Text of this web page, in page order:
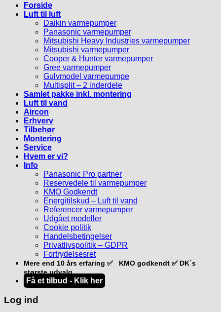
Forside
Luft til luft
Daikin varmepumper
Panasonic varmepumper
Mitsubishi Heavy Industries varmepumper
Mitsubishi varmepumper
Cooper & Hunter varmepumper
Gree varmepumper
Gulvmodel varmepumpe
Multisplit – 2 inderdele
Samlet pakke inkl. montering
Luft til vand
Aircon
Erhverv
Tilbehør
Montering
Service
Hvem er vi?
Info
Panasonic Pro partner
Reservedele til varmepumper
KMO Godkendt
Energitilskud – Luft til vand
Referencer varmepumper
Udgået modeller
Cookie politik
Handelsbetingelser
Privatlivspolitik – GDPR
Fortrydelsesret
Mere end 10 års erfaring ✅ KMO godkendt ✅ DK`s
største udvalg
Få et tilbud - Klik her
Log ind